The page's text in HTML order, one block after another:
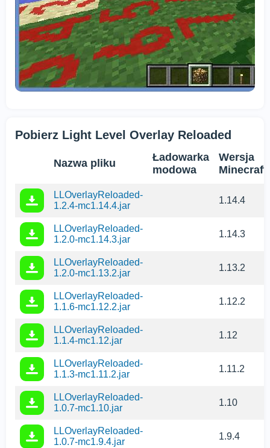
Pobierz Light Level Overlay Reloaded
Nazwa pliku
Ładowarka
modowa
Wersja
Minecraft
LLOverlayReloaded-
1.2.4-mc1.14.4.jar
1.14.4
LLOverlayReloaded-
1.2.0-mc1.14.3.jar
1.14.3
LLOverlayReloaded-
1.2.0-mc1.13.2.jar
1.13.2
LLOverlayReloaded-
1.1.6-mc1.12.2.jar
1.12.2
LLOverlayReloaded-
1.1.4-mc1.12.jar
1.12
LLOverlayReloaded-
1.1.3-mc1.11.2.jar
1.11.2
LLOverlayReloaded-
1.0.7-mc1.10.jar
1.10
LLOverlayReloaded-
1.0.7-mc1.9.4.jar
1.9.4